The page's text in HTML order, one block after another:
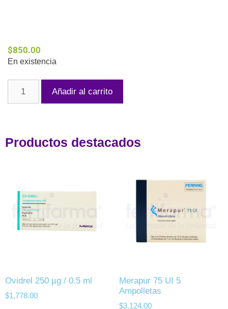
$850.00
En existencia
Añadir al carrito
Productos destacados
Ovidrel 250 µg / 0.5 ml
$1,778.00
Merapur 75 UI 5
Ampolletas
$3,124.00